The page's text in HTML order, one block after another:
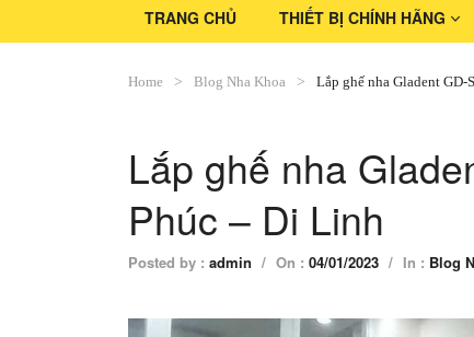
TRANG CHỦ
THIẾT BỊ CHÍNH HÃNG
Home Blog Nha Khoa Lắp ghế nha Gladent
Lắp ghế nha
Phúc – Di Linh
Posted by : admin / On : 04/01/2023 / In : Blog